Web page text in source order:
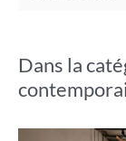
Dans la